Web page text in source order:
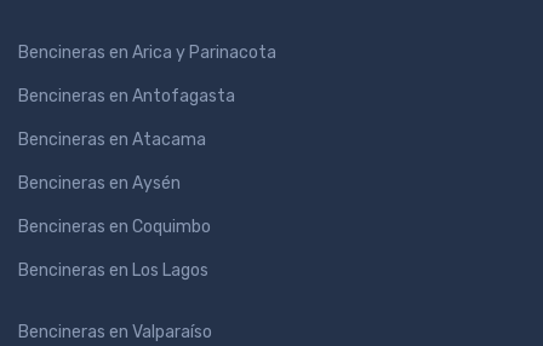
Bencineras en Arica y Parinacota
Bencineras en Antofagasta
Bencineras en Atacama
Bencineras en Aysén
Bencineras en Coquimbo
Bencineras en Los Lagos
Bencineras en Valparaíso